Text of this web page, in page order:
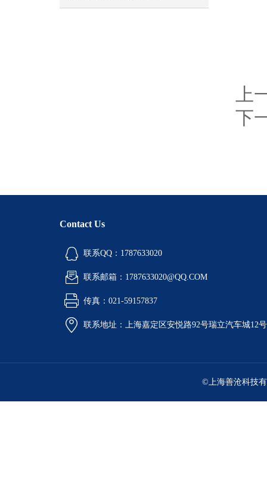
上
下
Contact Us
联系QQ：1787633020
联系邮箱：1787633020@QQ.COM
传真：021-59157837
联系地址：上海嘉定区安悦路92号瑞立汽车城12
©上海善沧科技